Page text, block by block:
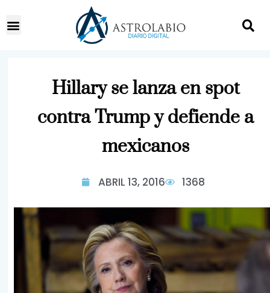
Hillary se lanza en spot
contra Trump y defiende a
mexicanos
ABRIL 13, 2016 1368